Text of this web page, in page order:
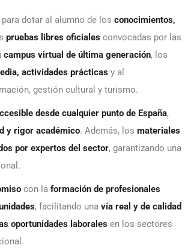
dotar al alumno de los conocimientos,
pruebas libres oficiales convocadas por las
campus virtual de última generación, los
actividades prácticas y al
gestión cultural y turismo.
desde cualquier punto de España,
y rigor académico. Además, los materiales
por expertos del sector, garantizando una
con la formación de profesionales
, facilitando una vía real y de calidad
oportunidades laborales en los sectores